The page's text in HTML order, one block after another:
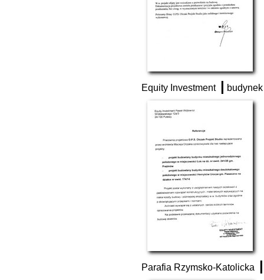
Equity Investment |
Parafia Rzymsko-Katolicka |